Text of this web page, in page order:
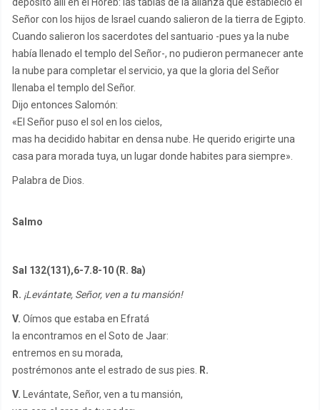
Señor con los hijos de Israel cuando salieron de la tierra de Egipto.
Cuando salieron los sacerdotes del santuario -pues ya la nube
había llenado el templo del Señor-, no pudieron permanecer ante
la nube para completar el servicio, ya que la gloria del Señor
llenaba el templo del Señor.
Dijo entonces Salomón:
«El Señor puso el sol en los cielos,
mas ha decidido habitar en densa nube. He querido erigirte una
casa para morada tuya, un lugar donde habites para siempre».
Palabra de Dios.
Salmo
Sal 132(131),6-7.8-10 (R. 8a)
R. ¡Levántate, Señor, ven a tu mansión!
V. Oímos que estaba en Efratá
la encontramos en el Soto de Jaar:
entremos en su morada,
postrémonos ante el estrado de sus pies. R.
V. Levántate, Señor, ven a tu mansión,